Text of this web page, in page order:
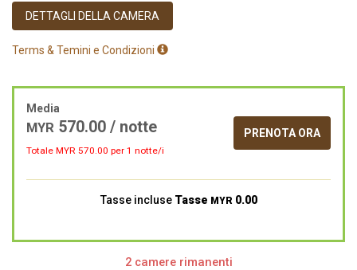
DETTAGLI DELLA CAMERA
Terms & Temini e Condizioni
Media
MYR 570.00 / notte
Totale MYR 570.00 per 1 notte/i
PRENOTA ORA
Tasse incluse Tasse MYR 0.00
2 camere rimanenti